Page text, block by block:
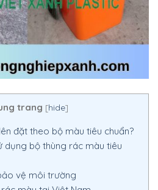
trang [hide]
đặt theo bộ màu tiêu chuẩn?
dụng bộ thùng rác màu tiêu
vệ môi trường